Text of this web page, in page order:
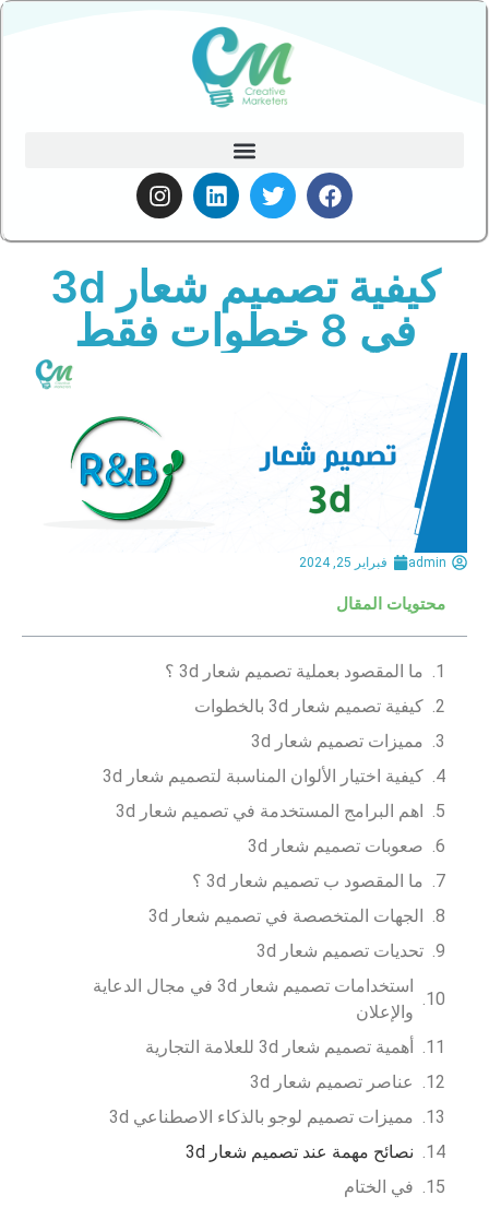
كيفية تصميم شعار 3d
في 8 خطوات فقط
admin فبراير 25, 2024
محتويات المقال
ما المقصود بعملية تصميم شعار 3d ؟
كيفية تصميم شعار 3d بالخطوات
مميزات تصميم شعار 3d
كيفية اختيار الألوان المناسبة لتصميم شعار 3d
اهم البرامج المستخدمة في تصميم شعار 3d
صعوبات تصميم شعار 3d
ما المقصود ب تصميم شعار 3d ؟
الجهات المتخصصة في تصميم شعار 3d
تحديات تصميم شعار 3d
استخدامات تصميم شعار 3d في مجال الدعاية
والإعلان
أهمية تصميم شعار 3d للعلامة التجارية
عناصر تصميم شعار 3d
مميزات تصميم لوجو بالذكاء الاصطناعي 3d
نصائح مهمة عند تصميم شعار 3d
في الختام